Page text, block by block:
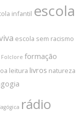
infantil escola
escola sem racismo
Folclore formação
leitura livros natureza
rádio